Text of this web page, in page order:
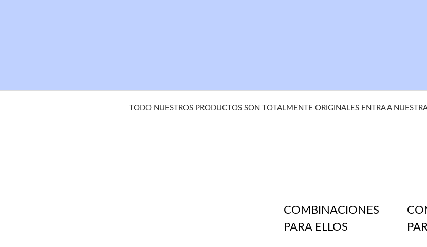
TODO NUESTROS PRODUCTOS SON TOTALMENTE ORIGINALES ENTRA A
COMBINACIONES
PARA ELLOS